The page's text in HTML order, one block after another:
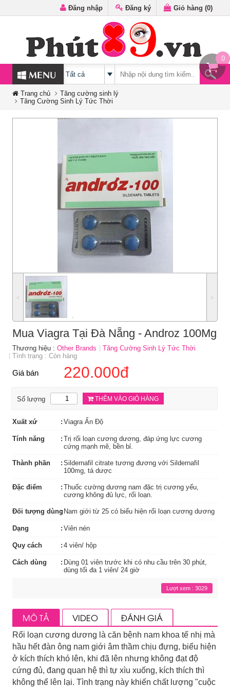
0
Đăng nhập Đăng ký Giỏ hàng (0)
MENU
Trang chủ
Tăng cường sinh lý
Tăng Cường Sinh Lý Tức Thời
˂ ˃
Mua Viagra Tại Đà Nẵng - Androz 100Mg
Thương hiệu : Other Brands
Tăng Cường Sinh Lý Tức Thời
Tình trạng : Còn hàng
Giá bán 220.000đ
Số lượng THÊM VÀO GIỎ HÀNG
Xuất xứ Viagra Ấn Độ
Tính năng
Trị rối loạn cương dương, đáp ứng lực cương
cứng mạnh mẽ, bền bỉ.
Thành phần
Sildernafil citrate tương đương với Sildernafil
100mg, tá dược
Đặc điểm
Thuốc cường dương nam đặc trị cương yếu,
cương không đủ lực, rối loạn.
Đối tượng dùng Nam giới từ 25 có biểu hiện rối loạn cương dương
Dạng Viên nén
Quy cách 4 viên/ hộp
Cách dùng
Dùng 01 viên trước khi có nhu cầu trên 30 phút,
dùng tối đa 1 viên/ 24 giờ
Lượt xem : 3029
MÔ TẢ VIDEO ĐÁNH GIÁ
Rối loạn cương dương là căn bệnh nam khoa tế nhị mà
hầu hết đàn ông nam giới âm thầm chịu đựng, biểu hiện
ở kích thích khó lên, khi đã lên nhưng không đạt độ
cứng đủ, đang quan hệ thì tự xìu xuống, kích thích thì
không thể lên lại. Tình trạng này khiến chất lượng "cuộc